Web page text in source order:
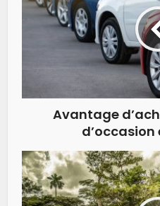
Avantage
d’occasion